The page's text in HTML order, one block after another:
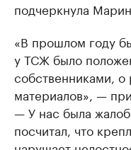
подчеркнула
«В прошлом году
у ТСЖ было
собственниками,
материалов», —
— У нас была
посчитал, что